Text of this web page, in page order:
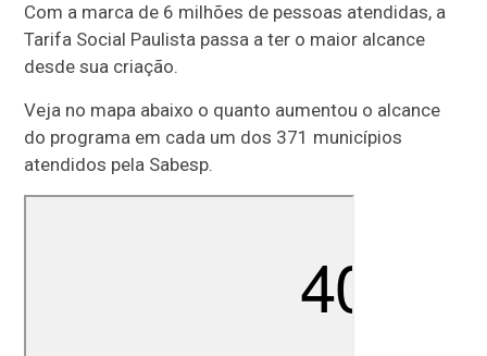
Com a marca de 6 milhões de pessoas atendidas, a
Tarifa Social Paulista passa a ter o maior alcance
desde sua criação.
Veja no mapa abaixo o quanto aumentou o alcance
do programa em cada um dos 371 municípios
atendidos pela Sabesp.